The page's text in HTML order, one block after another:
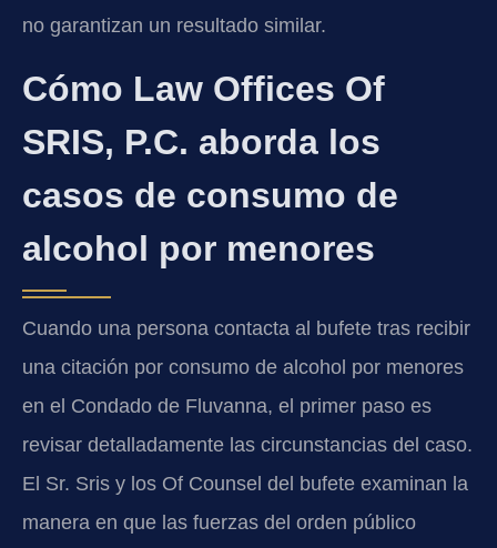
no garantizan un resultado similar.
Cómo Law Offices Of
SRIS, P.C. aborda los
casos de consumo de
alcohol por menores
Cuando una persona contacta al bufete tras recibir
una citación por consumo de alcohol por menores
en el Condado de Fluvanna, el primer paso es
revisar detalladamente las circunstancias del caso.
El Sr. Sris y los Of Counsel del bufete examinan la
manera en que las fuerzas del orden público